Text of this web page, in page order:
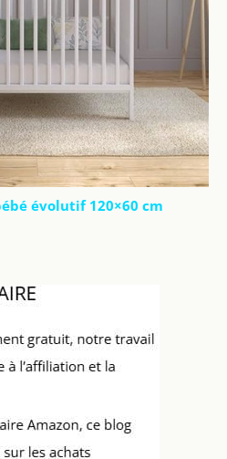
évolutif 120×60 cm